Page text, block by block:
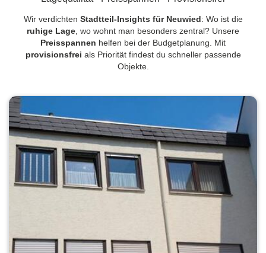
Wir verdichten Stadtteil-Insights für Neuwied : Wo ist die
ruhige Lage, wo wohnt man besonders zentral? Unsere
Preisspannen helfen bei der Budgetplanung. Mit
provisionsfrei als Priorität findest du schneller passende
Objekte.